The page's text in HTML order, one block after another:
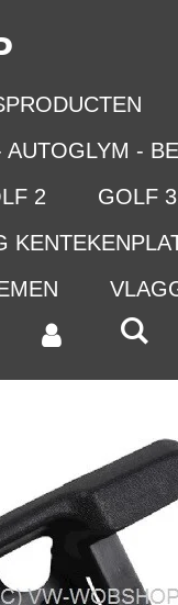
-
2 GOLF 3